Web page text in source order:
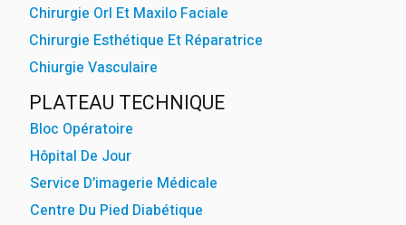
Chirurgie Orl Et Maxilo Faciale
Chirurgie Esthétique Et Réparatrice
Chiurgie Vasculaire
PLATEAU TECHNIQUE
Bloc Opératoire
Hôpital De Jour
Service D’imagerie Médicale
Centre Du Pied Diabétique